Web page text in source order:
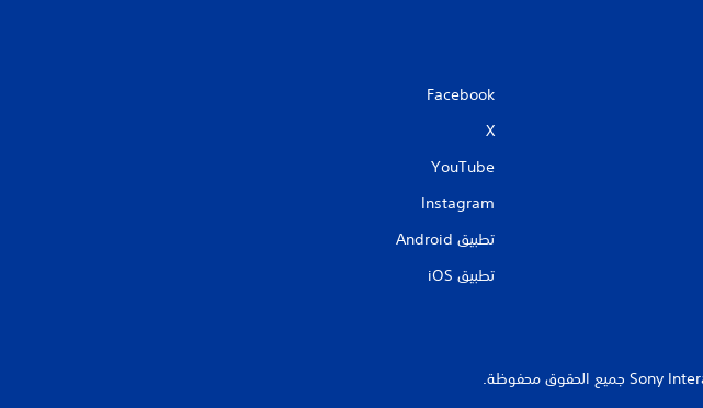
Facebook
X
YouTube
Instagram
تطبيق Android‏
تطبيق iOS‏